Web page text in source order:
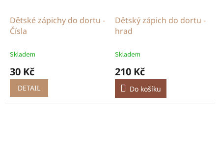
Dětské zápichy do dortu -
Čísla
Skladem
30 Kč
DETAIL
Dětský zápich do dortu -
hrad
Skladem
210 Kč
Do košíku